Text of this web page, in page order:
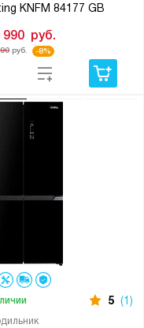
KNFM 84177 GB
990 руб.
руб. -8%
5 (1)